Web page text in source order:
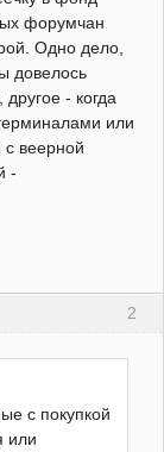
форумчан
Одно дело,
довелось
другое - когда
или
с веерной
-
2
с покупкой
или